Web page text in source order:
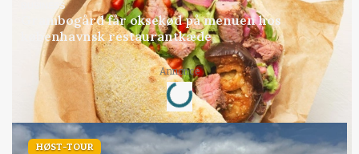
BUSINESS
Grambogård får oksekød på menuen hos
københavnsk restaurantkæde
Annonce
Loading...
HØST-TOUR